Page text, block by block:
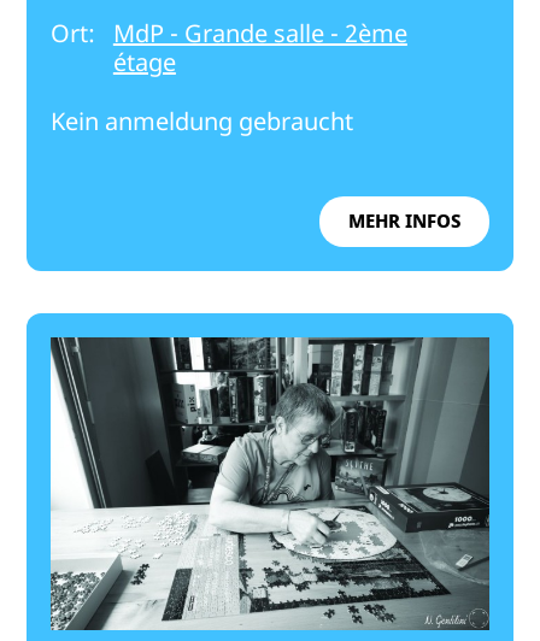
Ort:
MdP - Grande salle - 2ème
étage
Kein anmeldung gebraucht
MEHR INFOS